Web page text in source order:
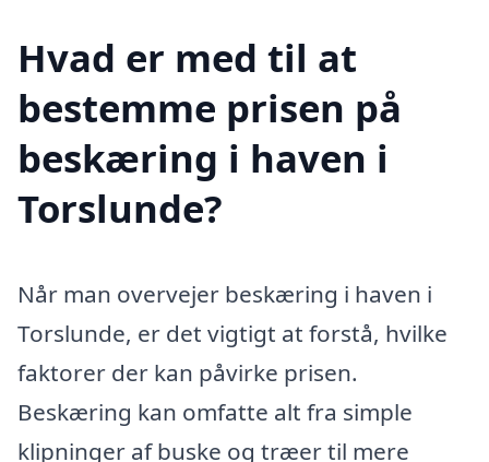
Hvad er med til at
bestemme prisen på
beskæring i haven i
Torslunde?
Når man overvejer beskæring i haven i
Torslunde, er det vigtigt at forstå, hvilke
faktorer der kan påvirke prisen.
Beskæring kan omfatte alt fra simple
klipninger af buske og træer til mere